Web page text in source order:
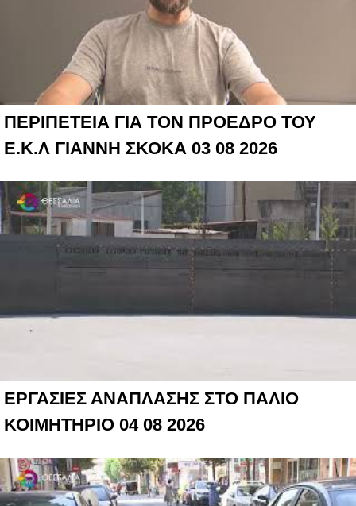
ΠΕΡΙΠΕΤΕΙΑ ΓΙΑ ΤΟΝ ΠΡΟΕΔΡΟ ΤΟΥ
Ε.Κ.Λ ΓΙΑΝΝΗ ΣΚΟΚΑ 03 08 2026
ΕΡΓΑΣΙΕΣ ΑΝΑΠΛΑΣΗΣ ΣΤΟ ΠΑΛΙΟ
ΚΟΙΜΗΤΗΡΙΟ 04 08 2026